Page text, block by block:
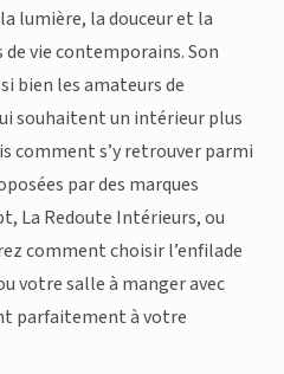
lumière, la douceur et la
vie contemporains. Son
bien les amateurs de
souhaitent un intérieur plus
comment s’y retrouver parmi
par des marques
La Redoute Intérieurs, ou
comment choisir l’enfilade
votre salle à manger avec
parfaitement à votre